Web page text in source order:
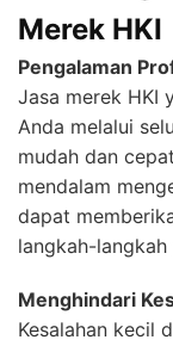
Merek HKI
Pengalaman
Jasa merek HKI
Anda melalui
mudah dan
mendalam
dapat
langkah-
Menghindari
Kesalahan kecil